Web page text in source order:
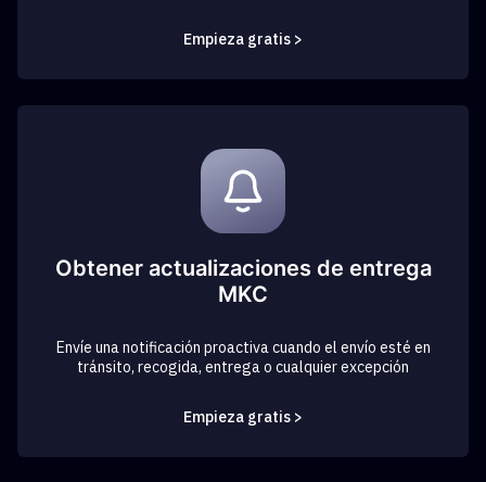
Empieza gratis >
Obtener actualizaciones de entrega
MKC
Envíe una notificación proactiva cuando el envío esté en
tránsito, recogida, entrega o cualquier excepción
Empieza gratis >